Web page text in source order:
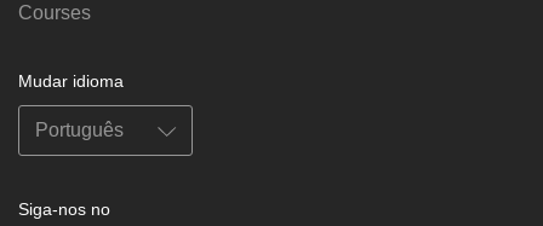
Courses
Mudar idioma
Siga-nos no